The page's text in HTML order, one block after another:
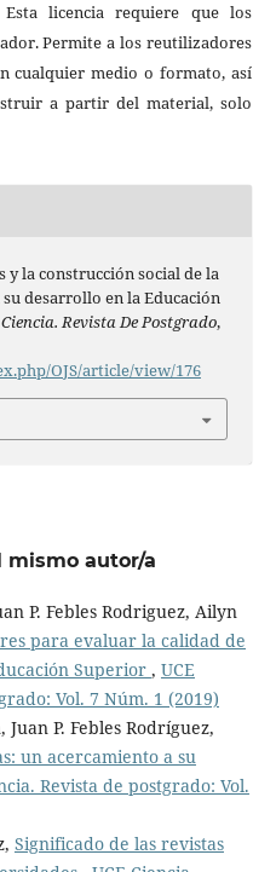
licencia requiere que los
Permite a los reutilizadores
cualquier medio o formato, así
a partir del material, solo
y la construcción social de la
desarrollo en la Educación
Ciencia. Revista De Postgrado,
OJS/article/view/176
mismo autor/a
P. Febles Rodriguez, Ailyn
para evaluar la calidad de
Superior , UCE
Vol. 7 Núm. 1 (2019)
P. Febles Rodríguez,
un acercamiento a su
Revista de postgrado: Vol.
Significado de las revistas